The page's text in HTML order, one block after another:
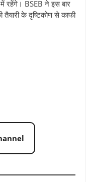
रहेंगे। BSEB ने इस बार
तैयारी के दृष्टिकोण से काफी